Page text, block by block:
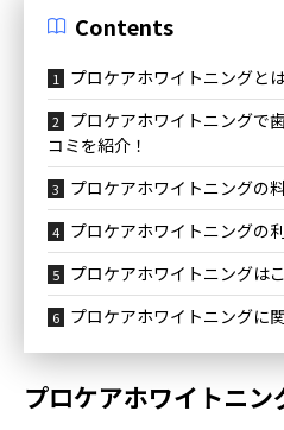
Contents
プロケアホワイトニングと
プロケアホワイトニングで
コミを紹介！
プロケアホワイトニングの
プロケアホワイトニングの
プロケアホワイトニングは
プロケアホワイトニングに
プロケアホワイトニン